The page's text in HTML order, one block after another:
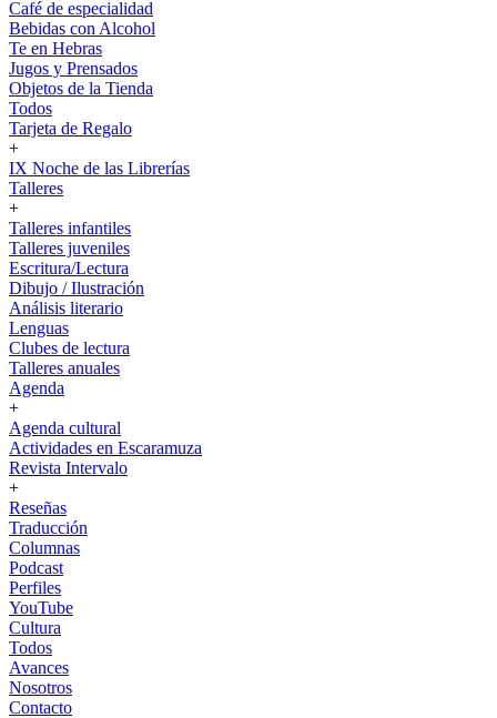
Café de especialidad
Bebidas con Alcohol
Te en Hebras
Jugos y Prensados
Objetos de la Tienda
Todos
Tarjeta de Regalo
+
IX Noche de las Librerías
Talleres
+
Talleres infantiles
Talleres juveniles
Escritura/Lectura
Dibujo / Ilustración
Análisis literario
Lenguas
Clubes de lectura
Talleres anuales
Agenda
+
Agenda cultural
Actividades en Escaramuza
Revista Intervalo
+
Reseñas
Traducción
Columnas
Podcast
Perfiles
YouTube
Cultura
Todos
Avances
Nosotros
Contacto